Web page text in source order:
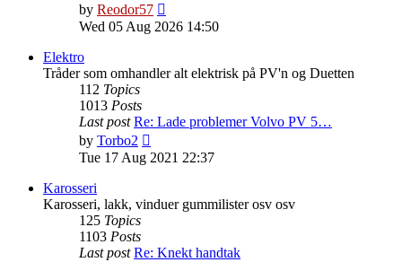
by Reodor57
the
Wed 05 Aug 2026 14:50
Elektro
Tråder som omhandler alt elektrisk på PV'n og Duetten
112 Topics
1013 Posts
Last post Re: Lade problemer Volvo PV 5…
by Torbo2
the
Tue 17 Aug 2021 22:37
Karosseri
Karosseri, lakk, vinduer gummilister osv osv
125 Topics
1103 Posts
Last post Re: Knekt handtak